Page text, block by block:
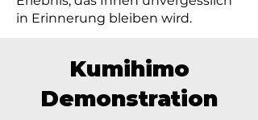
in Erinnerung bleiben wird.
Kumihimo
Demonstration